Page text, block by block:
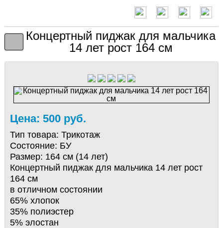
Концертный пиджак для мальчика
14 лет рост 164 см
Цена: 500 руб.
Тип товара: Трикотаж
Состояние: БУ
Размер: 164 см (14 лет)
Концертный пиджак для мальчика 14 лет рост
164 см
в отличном состоянии
65% хлопок
35% полиэстер
5% элостан